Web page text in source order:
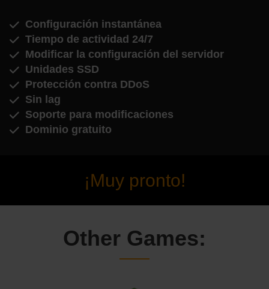
Configuración instantánea
Tiempo de actividad 24/7
Modificar la configuración del servidor
Unidades SSD
Protección contra DDoS
Sin lag
Soporte para modificaciones
Dominio gratuito
¡Muy pronto!
Other Games: